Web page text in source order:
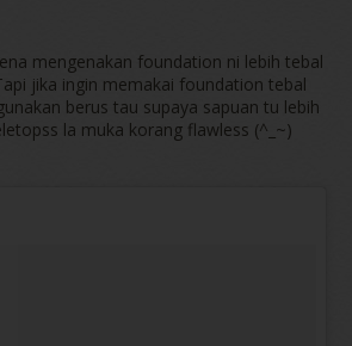
mengenakan foundation ni lebih tebal
jika ingin memakai foundation tebal
berus tau supaya sapuan tu lebih
la muka korang flawless (^_~)